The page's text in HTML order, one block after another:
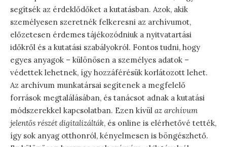
segítsék az érdeklődőket a kutatásban. Azok, akik
személyesen szeretnék felkeresni az archívumot,
előzetesen érdemes tájékozódniuk a nyitvatartási
időkről és a kutatási szabályokról. Fontos tudni, hogy
egyes anyagok – különösen a személyes adatok –
védettek lehetnek, így hozzáférésük korlátozott lehet.
Az archívum munkatársai segítenek a megfelelő
források megtalálásában, és tanácsot adnak a kutatási
módszerekkel kapcsolatban. Ezen kívül az archívum
jelentős részét digitalizálták, és online is elérhetővé tették,
így sok anyag otthonról, kényelmesen is böngészhető.